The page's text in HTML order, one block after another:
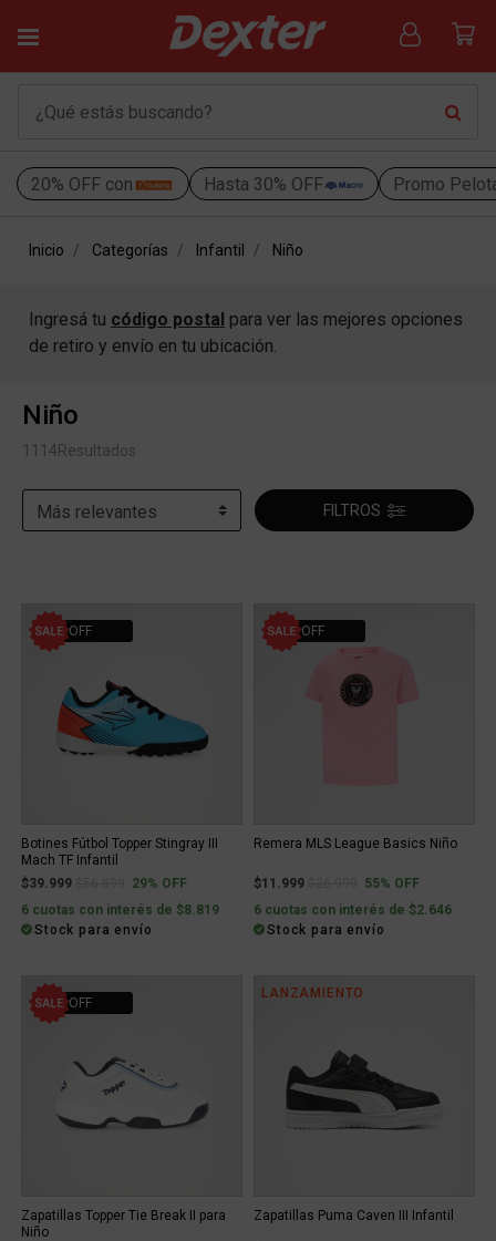
20% OFF con Hasta 30% OFF Promo
Inicio Categorías Infantil Niño
Ingresá tu código postal para ver las mejores opciones
de retiro y envío en tu ubicación.
Niño
1114Resultados
FILTROS
29% OFF
Botines Fútbol Topper Stingray III
Mach TF Infantil
$39.999
Price reduced from
to29% OFF
6 cuotas con interés de $8.819
Stock para envío
55% OFF
Remera MLS League Basics Niño
$11.999 Price reduced from
to55% OFF
6 cuotas con interés de $2.646
Stock para envío
34% OFF
Zapatillas Topper Tie Break II para
Niño
LANZAMIENTO
Zapatillas Puma Caven III Infantil